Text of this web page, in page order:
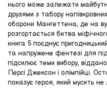
нього може залежати
друзями з табору
оборони Мангеттена, де на
розгортається битва
книга 5 поєднує
та напружене фентезі для
підсилює теми вибору,
Персі Джексон і олімпійці.
показує героя, який мусить